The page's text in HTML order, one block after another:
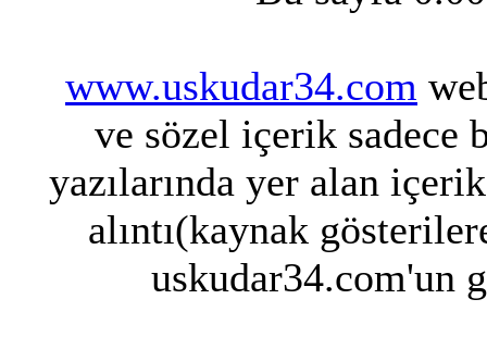
www.uskudar34.com
ve sözel içerik sadece
yazılarında yer alan
alıntı(kaynak
uskudar34.com'un